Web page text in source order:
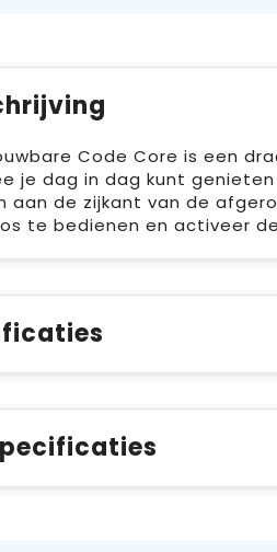
Code Core is een
je dag in dag kunt
aan de zijkant van de
te bedienen en activeer